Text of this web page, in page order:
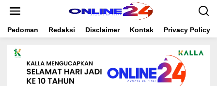
t
Pedoman Redaksi Disclaimer Kontak Privacy Policy